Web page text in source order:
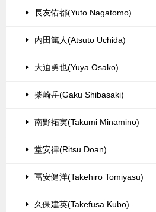
長友佑都(Yuto Nagatomo)
内田篤人(Atsuto Uchida)
大迫勇也(Yuya Osako)
柴崎岳(Gaku Shibasaki)
南野拓実(Takumi Minamino)
堂安律(Ritsu Doan)
冨安健洋(Takehiro Tomiyasu)
久保建英(Takefusa Kubo)